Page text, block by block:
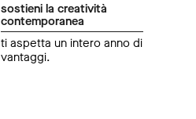
sostieni la creatività
contemporanea
ti aspetta un intero anno di
vantaggi.